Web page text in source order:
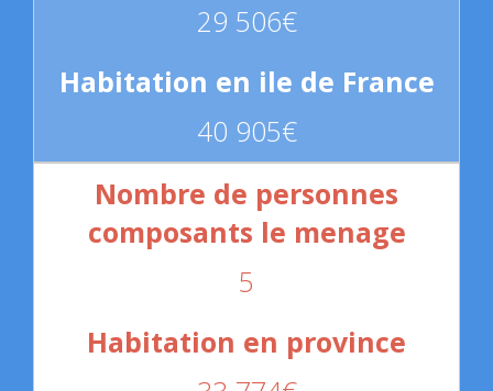
29 506€
40 905€
5